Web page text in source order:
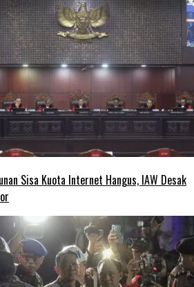
Sisa Kuota Internet Hangus, IAW Desak